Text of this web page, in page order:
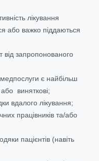
лікування
або важко піддаються
від запропонованого
є найбільш
виняткові;
вдалого лікування;
працівників та/або
пацієнтів (навіть